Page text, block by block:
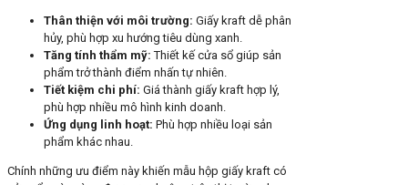
Thân thiện với môi trường: Giấy kraft dễ phân
hủy, phù hợp xu hướng tiêu dùng xanh.
Tăng tính thẩm mỹ: Thiết kế cửa sổ giúp sản
phẩm trở thành điểm nhấn tự nhiên.
Tiết kiệm chi phí: Giá thành giấy kraft hợp lý,
phù hợp nhiều mô hình kinh doanh.
Ứng dụng linh hoạt: Phù hợp nhiều loại sản
phẩm khác nhau.
Chính những ưu điểm này khiến mẫu hộp giấy kraft có